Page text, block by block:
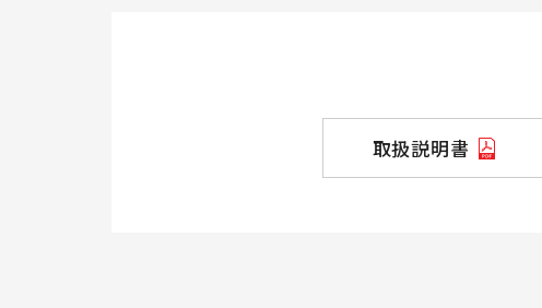
取扱説明書